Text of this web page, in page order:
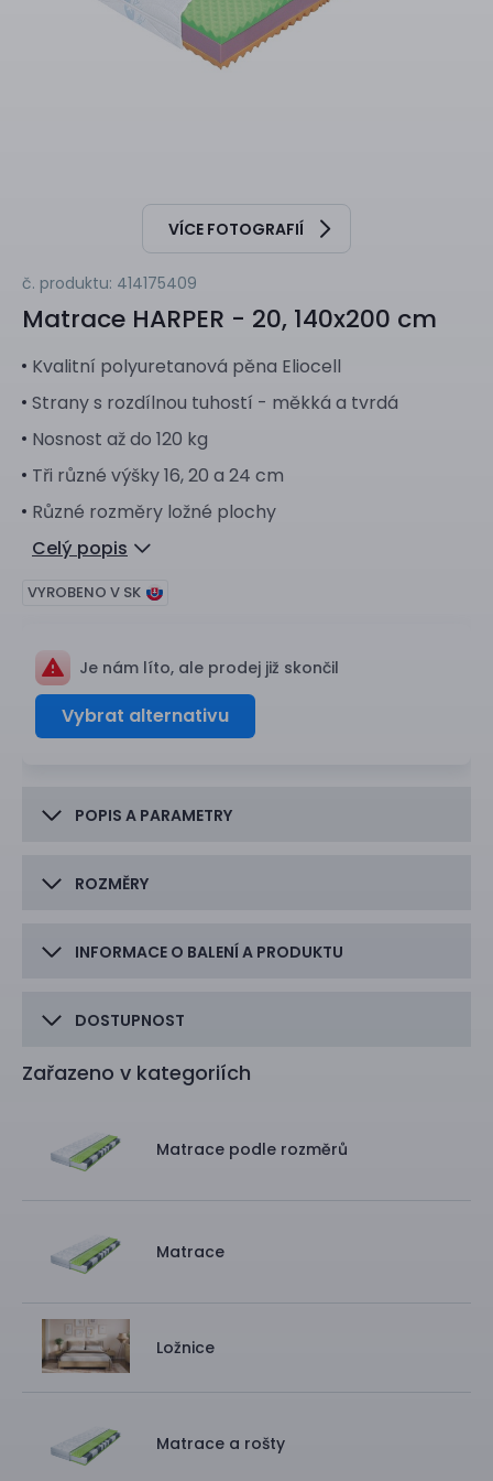
VÍCE FOTOGRAFIÍ
č. produktu: 414175409
Matrace HARPER - 20, 140x200 cm
Kvalitní polyuretanová pěna Eliocell
Strany s rozdílnou tuhostí - měkká a tvrdá
Nosnost až do 120 kg
Tři různé výšky 16, 20 a 24 cm
Různé rozměry ložné plochy
Celý popis
VYROBENO V SK
Je nám líto, ale prodej již skončil
Vybrat alternativu
POPIS A PARAMETRY
ROZMĚRY
INFORMACE O BALENÍ A PRODUKTU
DOSTUPNOST
Zařazeno v kategoriích
Matrace podle rozměrů
Matrace
Ložnice
Matrace a rošty